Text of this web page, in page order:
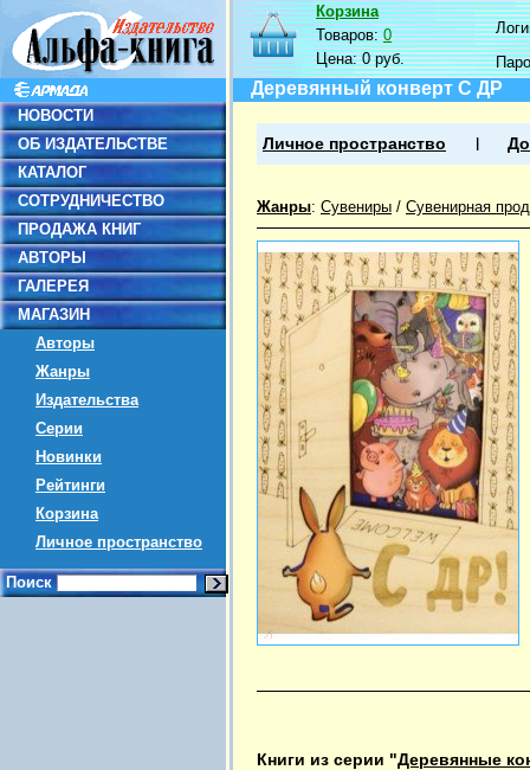
НОВОСТИ
ОБ ИЗДАТЕЛЬСТВЕ
КАТАЛОГ
СОТРУДНИЧЕСТВО
ПРОДАЖА КНИГ
АВТОРЫ
ГАЛЕРЕЯ
МАГАЗИН
Авторы
Жанры
Издательства
Серии
Новинки
Рейтинги
Корзина
Личное пространство
Поиск
Корзина
Товаров:0
Цена:0 руб.
Деревянный конверт С ДР
Личное пространство
Жанры: Сувениры / Сувенирная
Книги из серии "Деревянные